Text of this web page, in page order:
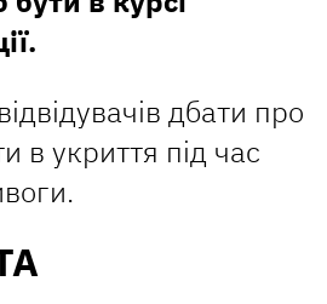
дбати про
в укриття під час